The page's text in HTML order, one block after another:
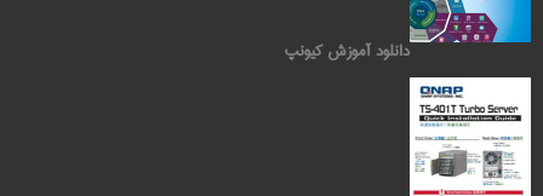
دانلود آموزش کیونپ
کیونپ QNAP